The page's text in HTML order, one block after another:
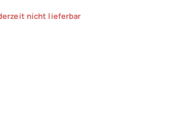
nicht lieferbar